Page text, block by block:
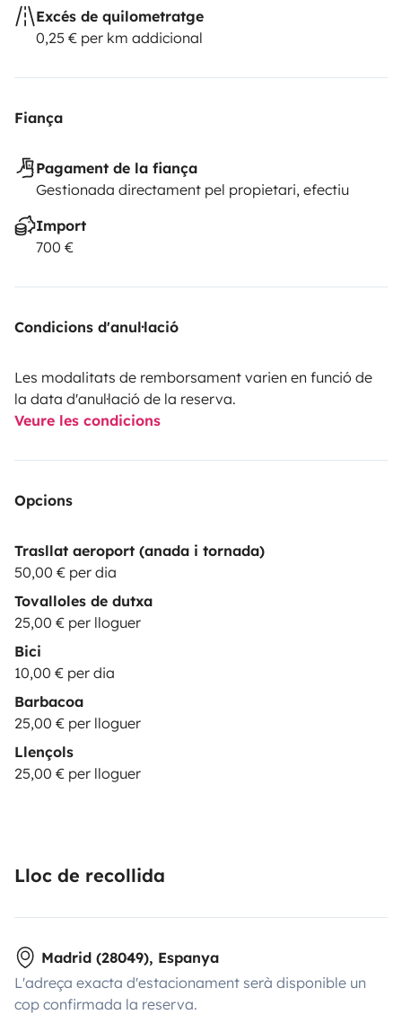
Excés de quilometratge
0,25 € per km addicional
Fiança
Pagament de la fiança
Gestionada directament pel propietari, efectiu
Import
700 €
Condicions d'anul·lació
Les modalitats de remborsament varien en funció de
la data d'anul·lació de la reserva.
Veure les condicions
Opcions
Trasllat aeroport (anada i tornada)
50,00 € per dia
Tovalloles de dutxa
25,00 € per lloguer
Bici
10,00 € per dia
Barbacoa
25,00 € per lloguer
Llençols
25,00 € per lloguer
Lloc de recollida
Madrid (28049), Espanya
L'adreça exacta d'estacionament serà disponible un
cop confirmada la reserva.